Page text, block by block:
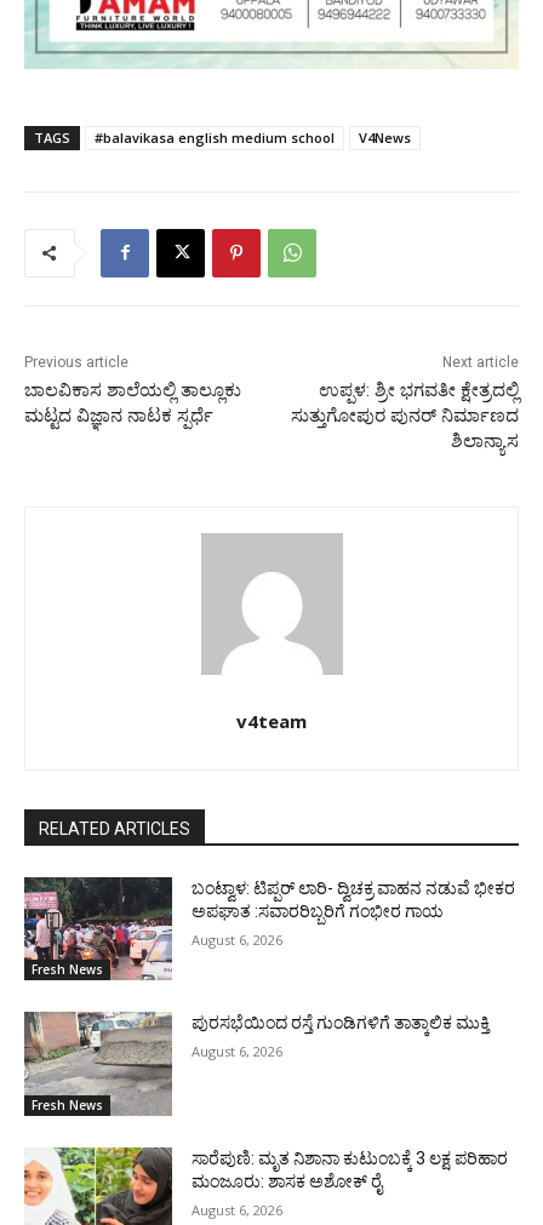
TAGS #balavikasa english medium school V4News
Previous article
ಬಾಲವಿಕಾಸ ಶಾಲೆಯಲ್ಲಿ ತಾಲ್ಲೂಕು
ಮಟ್ಟದ ವಿಜ್ಞಾನ ನಾಟಕ ಸ್ಪರ್ಧೆ
Next article
ಉಪ್ಪಳ: ಶ್ರೀ ಭಗವತೀ ಕ್ಷೇತ್ರದಲ್ಲಿ
ಸುತ್ತುಗೋಪುರ ಪುನರ್ ನಿರ್ಮಾಣದ
ಶಿಲಾನ್ಯಾಸ
v4team
RELATED ARTICLES
Fresh News
ಬಂಟ್ವಾಳ: ಟಿಪ್ಪರ್ ಲಾರಿ- ದ್ವಿಚಕ್ರ ವಾಹನ ನಡುವೆ ಭೀಕರ
ಅಪಘಾತ :ಸವಾರರಿಬ್ಬರಿಗೆ ಗಂಭೀರ ಗಾಯ
August 6, 2026
Fresh News
ಪುರಸಭೆಯಿಂದ ರಸ್ತೆ ಗುಂಡಿಗಳಿಗೆ ತಾತ್ಕಾಲಿಕ ಮುಕ್ತಿ
August 6, 2026
ಸಾರೆಪುಣಿ: ಮೃತ ನಿಶಾನಾ ಕುಟುಂಬಕ್ಕೆ 3 ಲಕ್ಷ ಪರಿಹಾರ
ಮಂಜೂರು: ಶಾಸಕ ಅಶೋಕ್ ರೈ
August 6, 2026